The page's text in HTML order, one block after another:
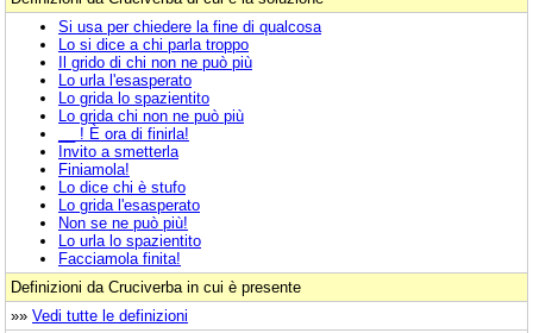
Si usa per chiedere la fine di qualcosa
Lo si dice a chi parla troppo
Il grido di chi non ne può più
Lo urla l'esasperato
Lo grida lo spazientito
Lo grida chi non ne può più
__ ! È ora di finirla!
Invito a smetterla
Finiamola!
Lo dice chi è stufo
Lo grida l'esasperato
Non se ne può più!
Lo urla lo spazientito
Facciamola finita!
Definizioni da Cruciverba in cui è presente
»» Vedi tutte le definizioni